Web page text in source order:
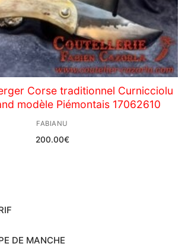
Corse traditionnel Curnicciolu
modèle Piémontais 17062610
FABIANU
200.00€
DE MANCHE